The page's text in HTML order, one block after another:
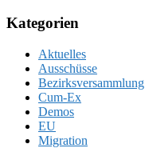
Kategorien
Aktuelles
Ausschüsse
Bezirksversammlung
Cum-Ex
Demos
EU
Migration